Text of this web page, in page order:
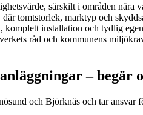
särskilt i områden
tomtstorlek, marktyp och
installation och tydlig
råd och kommunens
–
och Björknäs och tar ansvar